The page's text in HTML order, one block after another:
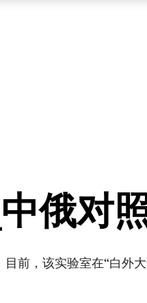
俄对
前，该实验室在“白外